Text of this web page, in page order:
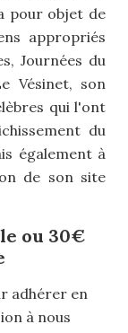
pour objet de
appropriés
Journées du
Vésinet, son
qui l'ont
du
également à
de son site
ou 30€
adhérer en
à nous